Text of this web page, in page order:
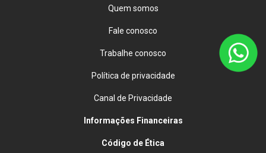
Quem somos
Fale conosco
Trabalhe conosco
Política de privacidade
Canal de Privacidade
Informações Financeiras
Código de Ética